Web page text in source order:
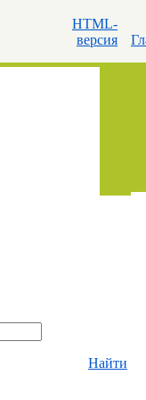
HTML-
версия
Найти